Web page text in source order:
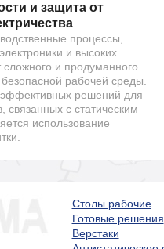
и защита от
процессы,
и высоких
сложного и продуманного
рабочей среды.
решений для
связанных с статическим
использование
Столы рабочие
Готовые решения
Верстаки